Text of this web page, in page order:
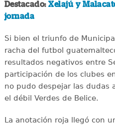
Destacado:Xelajú y
jornada
Si bien el triunfo de
racha del futbol
resultados negativos entre
participación de los clubes
no pudo despejar las dudas
el débil Verdes de Belice.
La anotación roja llegó con